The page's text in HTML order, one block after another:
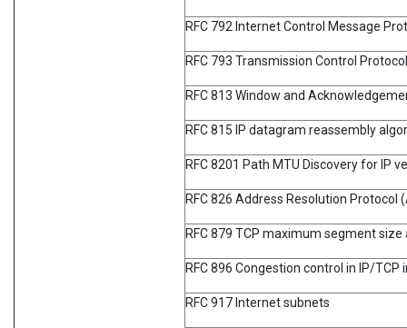
RFC 792 Internet Control Message
RFC 793 Transmission Control
RFC 813 Window and
RFC 815 IP datagram reassembly
RFC 8201 Path MTU Discovery for IP
RFC 826 Address Resolution Protocol
RFC 879 TCP maximum segment
RFC 896 Congestion control in IP/
RFC 917 Internet subnets